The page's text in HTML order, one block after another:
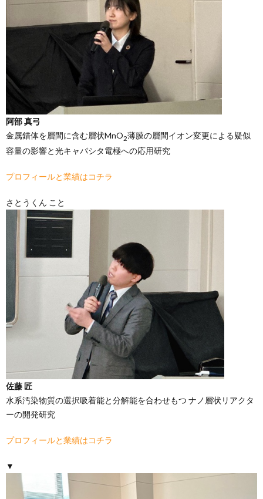
阿部 真弓
金属錯体を層間に含む層状MnO2薄膜の層間イオン変更による疑似
容量の影響と光キャパシタ電極への応用研究
プロフィールと業績はコチラ
さとうくん こと
佐藤 匠
水系汚染物質の選択吸着能と分解能を合わせもつ ナノ層状リアクタ
ーの開発研究
プロフィールと業績はコチラ
▼